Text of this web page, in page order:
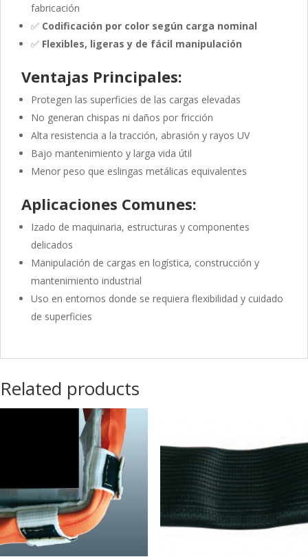
fabricación
✅ Codificación por color según carga nominal
✅ Flexibles, ligeras y de fácil manipulación
Ventajas Principales:
Protegen las superficies de las cargas elevadas
No generan chispas ni daños por fricción
Alta resistencia a la tracción, abrasión y rayos UV
Bajo mantenimiento y larga vida útil
Menor peso que eslingas metálicas equivalentes
Aplicaciones Comunes:
Izado de maquinaria, estructuras y componentes
delicados
Manipulación de cargas en logística, construcción y
mantenimiento industrial
Uso en entornos donde se requiera flexibilidad y cuidado
de superficies
Related products